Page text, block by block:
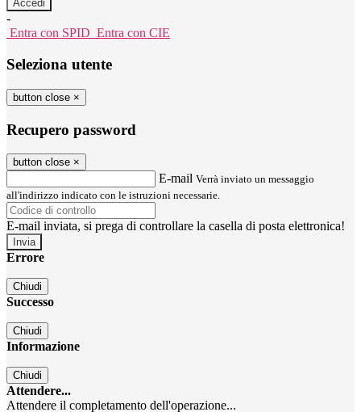
-
Entra con SPID Entra con CIE
Seleziona utente
button close ×
Recupero password
button close ×
E-mail Verrà inviato un messaggio
all'indirizzo indicato con le istruzioni necessarie.
E-mail inviata, si prega di controllare la casella di posta elettronica!
Errore
Chiudi
Successo
Chiudi
Informazione
Chiudi
Attendere...
Attendere il completamento dell'operazione...